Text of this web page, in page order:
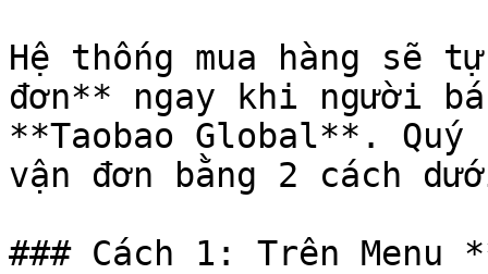
Hệ thống mua hàng sẽ
đơn** ngay khi người
**Taobao Global**.
vận đơn bằng 2 cách
### Cách 1: Trên Menu